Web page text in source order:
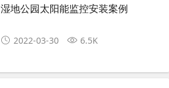
湿地公园太阳能监控安装案例
2022-03-30 6.5K